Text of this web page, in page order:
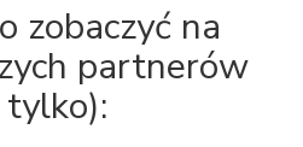
zobaczyć na
partnerów